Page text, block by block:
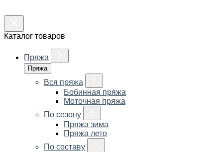
Каталог товаров
Пряжа
Пряжа
Вся пряжа
Бобинная пряжа
Моточная пряжа
По сезону
Пряжа зима
Пряжа лето
По составу